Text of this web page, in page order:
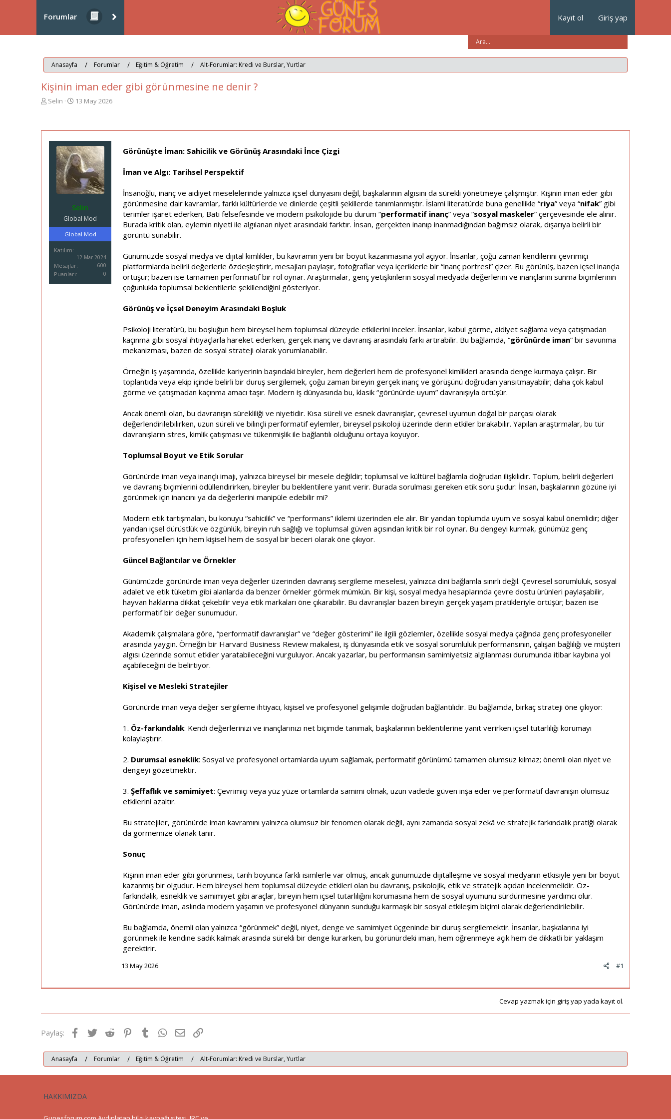
Forumlar Kayıt ol Giriş yap
Anasayfa Forumlar Eğitim & Öğretim Alt-Forumlar: Kredi ve Burslar, Yurtlar
Kişinin iman eder gibi görünmesine ne denir ?
K
Selin
B
n
g
ı
t
a
i
h
i
13 May 2026
Selin
Global Mod
Global Mod
Katılım
12 Mar 2024
Mesajlar 600
Puanları 0
Görünüşte İman: Sahicilik ve Görünüş Arasındaki İnce Çizgi
İman ve Algı: Tarihsel Perspektif
İnsanoğlu, inanç ve aidiyet meselelerinde yalnızca içsel dünyasını değil, başkalarının algısını da sürekli yönetmeye çalışmıştır. Kişinin iman eder gibi
görünmesine dair kavramlar, farklı kültürlerde ve dinlerde çeşitli şekillerde tanımlanmıştır. İslami literatürde buna genellikle “riya” veya “nifak” gibi
terimler işaret ederken, Batı felsefesinde ve modern psikolojide bu durum “performatif inanç” veya “sosyal maskeler” çerçevesinde ele alınır.
Burada kritik olan, eylemin niyeti ile algılanan niyet arasındaki farktır. İnsan, gerçekten inanıp inanmadığından bağımsız olarak, dışarıya belirli bir
görüntü sunabilir.
Günümüzde sosyal medya ve dijital kimlikler, bu kavramın yeni bir boyut kazanmasına yol açıyor. İnsanlar, çoğu zaman kendilerini çevrimiçi
platformlarda belirli değerlerle özdeşleştirir, mesajları paylaşır, fotoğraflar veya içeriklerle bir “inanç portresi” çizer. Bu görünüş, bazen içsel inançla
örtüşür; bazen ise tamamen performatif bir rol oynar. Araştırmalar, genç yetişkinlerin sosyal medyada değerlerini ve inançlarını sunma biçimlerinin
çoğunlukla toplumsal beklentilerle şekillendiğini gösteriyor.
Görünüş ve İçsel Deneyim Arasındaki Boşluk
Psikoloji literatürü, bu boşluğun hem bireysel hem toplumsal düzeyde etkilerini inceler. İnsanlar, kabul görme, aidiyet sağlama veya çatışmadan
kaçınma gibi sosyal ihtiyaçlarla hareket ederken, gerçek inanç ve davranış arasındaki farkı artırabilir. Bu bağlamda, “görünürde iman” bir savunma
mekanizması, bazen de sosyal strateji olarak yorumlanabilir.
Örneğin iş yaşamında, özellikle kariyerinin başındaki bireyler, hem değerleri hem de profesyonel kimlikleri arasında denge kurmaya çalışır. Bir
toplantıda veya ekip içinde belirli bir duruş sergilemek, çoğu zaman bireyin gerçek inanç ve görüşünü doğrudan yansıtmayabilir; daha çok kabul
görme ve çatışmadan kaçınma amacı taşır. Modern iş dünyasında bu, klasik “görünürde uyum” davranışıyla örtüşür.
Ancak önemli olan, bu davranışın sürekliliği ve niyetidir. Kısa süreli ve esnek davranışlar, çevresel uyumun doğal bir parçası olarak
değerlendirilebilirken, uzun süreli ve bilinçli performatif eylemler, bireysel psikoloji üzerinde derin etkiler bırakabilir. Yapılan araştırmalar, bu tür
davranışların stres, kimlik çatışması ve tükenmişlik ile bağlantılı olduğunu ortaya koyuyor.
Toplumsal Boyut ve Etik Sorular
Görünürde iman veya inançlı imajı, yalnızca bireysel bir mesele değildir; toplumsal ve kültürel bağlamla doğrudan ilişkilidir. Toplum, belirli değerleri
ve davranış biçimlerini ödüllendirirken, bireyler bu beklentilere yanıt verir. Burada sorulması gereken etik soru şudur: İnsan, başkalarının gözüne iyi
görünmek için inancını ya da değerlerini manipüle edebilir mi?
Modern etik tartışmaları, bu konuyu “sahicilik” ve “performans” ikilemi üzerinden ele alır. Bir yandan toplumda uyum ve sosyal kabul önemlidir; diğer
yandan içsel dürüstlük ve özgünlük, bireyin ruh sağlığı ve toplumsal güven açısından kritik bir rol oynar. Bu dengeyi kurmak, günümüz genç
profesyonelleri için hem kişisel hem de sosyal bir beceri olarak öne çıkıyor.
Güncel Bağlantılar ve Örnekler
Günümüzde görünürde iman veya değerler üzerinden davranış sergileme meselesi, yalnızca dini bağlamla sınırlı değil. Çevresel sorumluluk, sosyal
adalet ve etik tüketim gibi alanlarda da benzer örnekler görmek mümkün. Bir kişi, sosyal medya hesaplarında çevre dostu ürünleri paylaşabilir,
hayvan haklarına dikkat çekebilir veya etik markaları öne çıkarabilir. Bu davranışlar bazen bireyin gerçek yaşam pratikleriyle örtüşür; bazen ise
performatif bir değer sunumudur.
Akademik çalışmalara göre, “performatif davranışlar” ve “değer gösterimi” ile ilgili gözlemler, özellikle sosyal medya çağında genç profesyoneller
arasında yaygın. Örneğin bir Harvard Business Review makalesi, iş dünyasında etik ve sosyal sorumluluk performansının, çalışan bağlılığı ve müşteri
algısı üzerinde somut etkiler yaratabileceğini vurguluyor. Ancak yazarlar, bu performansın samimiyetsiz algılanması durumunda itibar kaybına yol
açabileceğini de belirtiyor.
Kişisel ve Mesleki Stratejiler
Görünürde iman veya değer sergileme ihtiyacı, kişisel ve profesyonel gelişimle doğrudan bağlantılıdır. Bu bağlamda, birkaç strateji öne çıkıyor:
1. Öz-farkındalık: Kendi değerlerinizi ve inançlarınızı net biçimde tanımak, başkalarının beklentilerine yanıt verirken içsel tutarlılığı korumayı
kolaylaştırır.
2. Durumsal esneklik: Sosyal ve profesyonel ortamlarda uyum sağlamak, performatif görünümü tamamen olumsuz kılmaz; önemli olan niyet ve
dengeyi gözetmektir.
3. Şeffaflık ve samimiyet: Çevrimiçi veya yüz yüze ortamlarda samimi olmak, uzun vadede güven inşa eder ve performatif davranışın olumsuz
etkilerini azaltır.
Bu stratejiler, görünürde iman kavramını yalnızca olumsuz bir fenomen olarak değil, aynı zamanda sosyal zekâ ve stratejik farkındalık pratiği olarak
da görmemize olanak tanır.
Sonuç
Kişinin iman eder gibi görünmesi, tarih boyunca farklı isimlerle var olmuş, ancak günümüzde dijitalleşme ve sosyal medyanın etkisiyle yeni bir boyut
kazanmış bir olgudur. Hem bireysel hem toplumsal düzeyde etkileri olan bu davranış, psikolojik, etik ve stratejik açıdan incelenmelidir. Öz-
farkındalık, esneklik ve samimiyet gibi araçlar, bireyin hem içsel tutarlılığını korumasına hem de sosyal uyumunu sürdürmesine yardımcı olur.
Görünürde iman, aslında modern yaşamın ve profesyonel dünyanın sunduğu karmaşık bir sosyal etkileşim biçimi olarak değerlendirilebilir.
Bu bağlamda, önemli olan yalnızca “görünmek” değil, niyet, denge ve samimiyet üçgeninde bir duruş sergilemektir. İnsanlar, başkalarına iyi
görünmek ile kendine sadık kalmak arasında sürekli bir denge kurarken, bu görünürdeki iman, hem öğrenmeye açık hem de dikkatli bir yaklaşım
gerektirir.
#1
13 May 2026
Cevap yazmak için giriş yap yada kayıt ol.
Paylaş: Facebook
TwitterReddit Pinterest
Tumblr WhatsApp
E-postaLink
Anasayfa Forumlar Eğitim & Öğretim Alt-Forumlar: Kredi ve Burslar, Yurtlar
HAKKIMIZDA